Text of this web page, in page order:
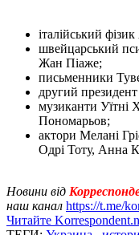
італійський
швейцарський
Жан Піаже;
письменники
другий
музиканти Уїтні
Пономарьов;
актори Мелані
Одрі Тоту, Анна
Новини від
наш канал https://t.me/
Читайте